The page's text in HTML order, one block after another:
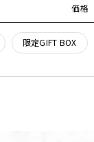
価格
限定GIFT BOX